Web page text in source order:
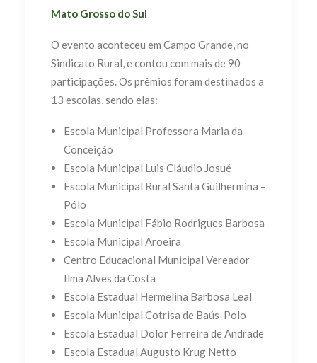
Mato Grosso do Sul
O evento aconteceu em Campo Grande, no
Sindicato Rural, e contou com mais de 90
participações. Os prêmios foram destinados a
13 escolas, sendo elas:
Escola Municipal Professora Maria da
Conceição
Escola Municipal Luis Cláudio Josué
Escola Municipal Rural Santa Guilhermina –
Pólo
Escola Municipal Fábio Rodrigues Barbosa
Escola Municipal Aroeira
Centro Educacional Municipal Vereador
Ilma Alves da Costa
Escola Estadual Hermelina Barbosa Leal
Escola Municipal Cotrisa de Baús-Polo
Escola Estadual Dolor Ferreira de Andrade
Escola Estadual Augusto Krug Netto